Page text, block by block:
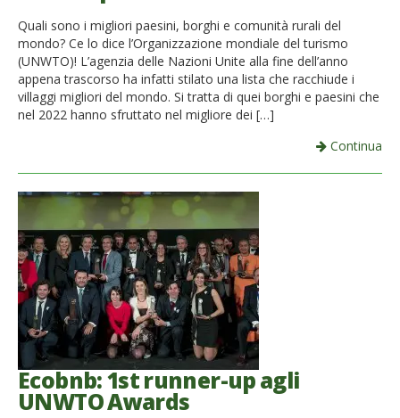
French
Italiano
Quali sono i migliori paesini, borghi e comunità rurali del
mondo? Ce lo dice l’Organizzazione mondiale del turismo
(UNWTO)! L’agenzia delle Nazioni Unite alla fine dell’anno
appena trascorso ha infatti stilato una lista che racchiude i
villaggi migliori del mondo. Si tratta di quei borghi e paesini che
nel 2022 hanno sfruttato nel migliore dei […]
Continua
Ecobnb: 1st runner-up agli
UNWTO Awards